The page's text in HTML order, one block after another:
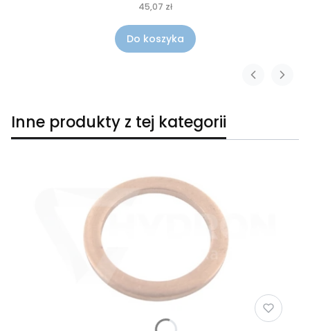
45,07 zł
Do koszyka
Inne produkty z tej kategorii